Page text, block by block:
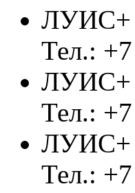
ЛУИС+
Тел.:
ЛУИС+
Тел.:
ЛУИС+
Тел.: